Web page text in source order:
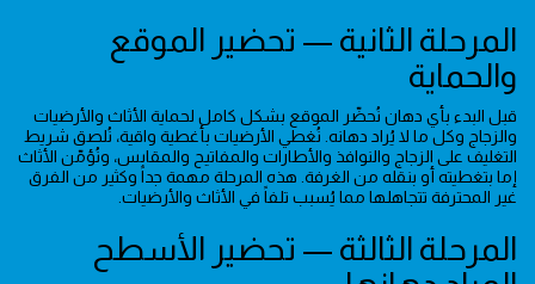
المرحلة الثانية — تحضير الموقع
والحماية
قبل البدء بأي دهان نُحضّر الموقع بشكل كامل لحماية الأثاث والأرضيات
والزجاج وكل ما لا يُراد دهانه. نُغطي الأرضيات بأغطية واقية، نُلصق شريط
التغليف على الزجاج والنوافذ والأطارات والمفاتيح والمقابس، ونُؤمّن الأثاث
إما بتغطيته أو بنقله من الغرفة. هذه المرحلة مهمة جداً وكثير من الفرق
غير المحترفة تتجاهلها مما يُسبب تلفاً في الأثاث والأرضيات.
المرحلة الثالثة — تحضير الأسطح